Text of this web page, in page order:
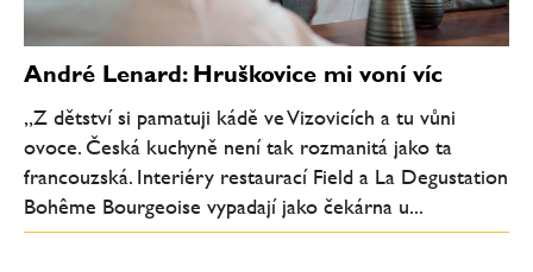
André Lenard: Hruškovice mi voní víc
„Z dětství si pamatuji kádě ve Vizovicích a tu vůni
ovoce. Česká kuchyně není tak rozmanitá jako ta
francouzská. Interiéry restaurací Field a La Degustation
Bohême Bourgeoise vypadají jako čekárna u...